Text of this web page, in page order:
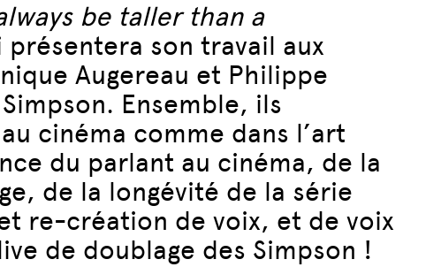
be taller than a
son travail aux
Augereau et Philippe
Ensemble, ils
cinéma comme dans l’art
du parlant au cinéma, de la
de la longévité de la série
re-création de voix, et de voix
de doublage des Simpson !